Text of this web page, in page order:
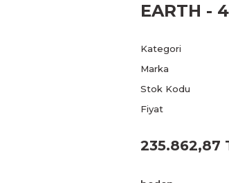
EARTH -
Kategori
Marka
Stok Kodu
Fiyat
235.862,87